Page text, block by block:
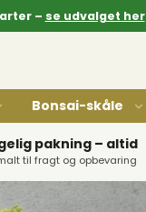
– se udvalget her
Bonsai-skåle
pakning – altid
til fragt og opbevaring